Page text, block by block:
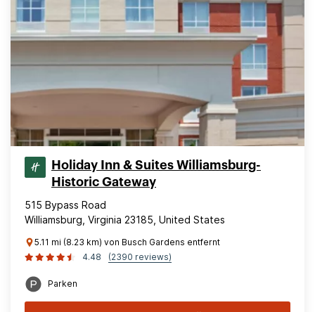
Holiday Inn & Suites Williamsburg-
Historic Gateway
515 Bypass Road
Williamsburg, Virginia 23185, United States
5.11 mi (8.23 km) von Busch Gardens entfernt
4.48
(2390 reviews)
Parken